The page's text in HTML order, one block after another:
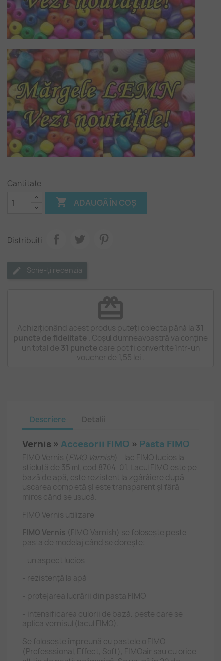
Cantitate
 ADAUGĂ ÎN COȘ
Distribuiți
Scrie-ți recenzia
redeem
Achiziționând acest produs puteți colecta până la 31
puncte de fidelitate . Coșul dumneavoastră va conține
un total de 31 puncte care pot fi convertite într-un
voucher de 1,55 lei
Descriere Detalii
Vernis » Accesorii FIMO » Pasta FIMO
FIMO Vernis (FIMO Varnish) - lac FIMO lucios la
sticluță de 35 ml, cod 8704-01. Lacul FIMO este pe
bază de apă, este rezistent la zgârâiere după
uscarea completă și este transparent și fără
miros când se usucă.
FIMO Vernis utilizare
FIMO Vernis (FIMO Varnish) se folosește peste
pasta de modelaj când se dorește:
- un aspect lucios
- rezistență la apă
- protejarea lucrării din pasta FIMO
- intensificarea culorii de bază, peste care se
aplica vernisul (lacul FIMO).
Se folosește împreună cu pastele o FIMO
(Professsional, Effect, Soft), FIMOair sau cu orice